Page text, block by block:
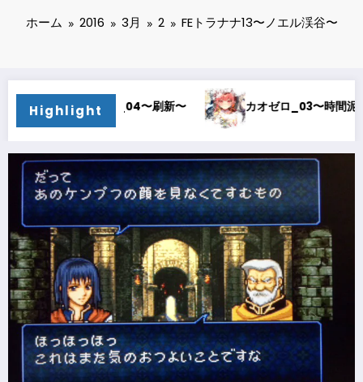
ホーム 2016 3月 2 FEトラナナ13〜ノエル渓谷〜
Highlight
〜刷新〜 カオゼロ_03〜時間泥棒〜 カオゼロ